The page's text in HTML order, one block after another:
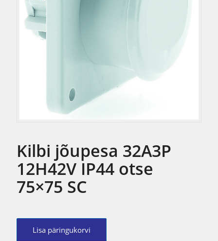
Kilbi jõupesa 32A3P
12H42V IP44 otse
75×75 SC
Lisa päringukorvi